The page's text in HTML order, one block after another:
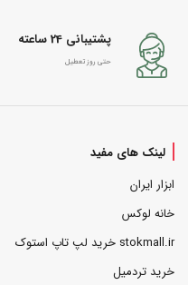
پشتیبانی 24 ساعته
حتی روز تعطیل
لینک های مفید
ابزار ایران
خانه لوکس
stokmall.ir خرید لپ تاپ استوک
خرید تردمیل